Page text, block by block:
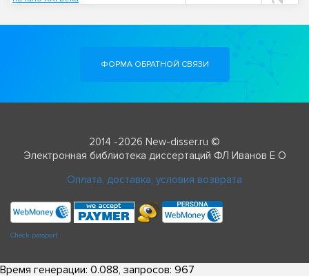
ФОРМА ОБРАТНОЙ СВЯЗИ
2014 -2026 New-disser.ru ©
Электронная библиотека диссертаций ФЛ Иванов Е О
Оплата, доставка, условия возврата
Check passport
Время генерации: 0.088, запросов: 967